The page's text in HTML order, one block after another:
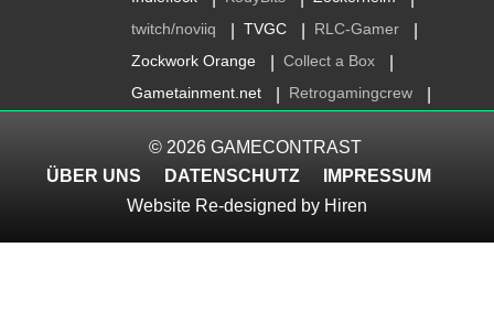
twitch/noviiq TVGC RLC-Gamer
Zockwork Orange Collect a Box
Gametainment.net Retrogamingcrew
© 2026 GAMECONTRAST
ÜBER UNS
DATENSCHUTZ
IMPRESSUM
Website Re-designed by Hiren